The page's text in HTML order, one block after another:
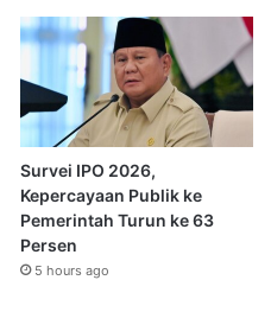
Survei IPO 2026,
Kepercayaan Publik ke
Pemerintah Turun ke 63
Persen
5 hours ago